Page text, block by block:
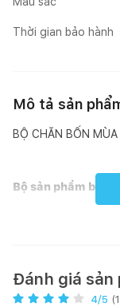
Thời gian bảo hành
Mô tả sản
BỘ CHĂN BỐN
Bộ sản phẩm bao
Đánh giá sản
4/5 (1